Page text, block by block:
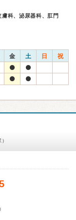
科、泌尿器科、肛門
金 土 日 祝